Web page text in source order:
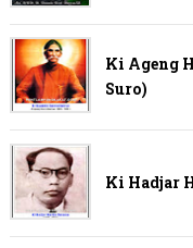
Ki Ageng
Suro)
Ki Hadjar